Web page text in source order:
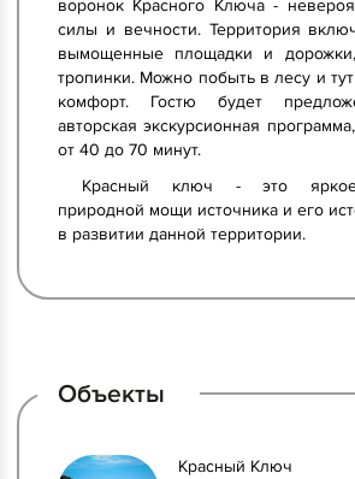
воронок Красного Ключа -
силы и вечности. Территория
вымощенные площадки и
тропинки. Можно побыть в лесу и
комфорт. Гостю будет
авторская экскурсионная
от 40 до 70 минут.
Красный ключ - это яркое
природной мощи источника и его
в развитии данной территории.
Объекты
Красный Ключ